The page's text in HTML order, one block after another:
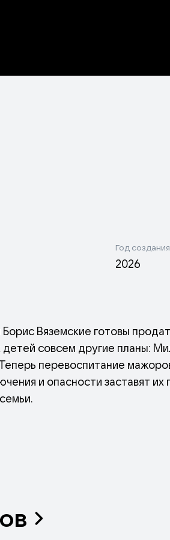
Год создания
2026
Вяземские готовы
детей совсем другие планы:
перевоспитание
и опасности заставят